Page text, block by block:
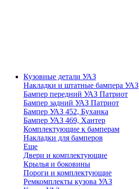
Кузовные детали УАЗ
Накладки и штатные бампера УАЗ
Бампер передний УАЗ Патриот
Бампер задний УАЗ Патриот
Бампер УАЗ 452, Буханка
Бампер УАЗ 469, Хантер
Комплектующие к бамперам
Накладки для бамперов
Еще
Двери и комплектующие
Крылья и боковины
Пороги и комплектующие
Ремкомплекты кузова УАЗ